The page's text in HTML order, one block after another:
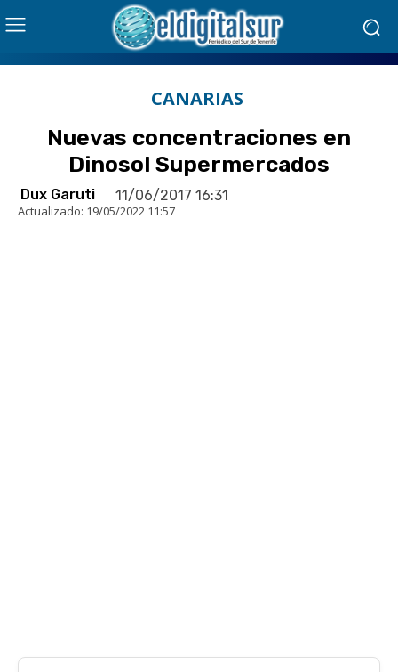
CANARIAS
Nuevas concentraciones en
Dinosol Supermercados
Dux Garuti 11/06/2017 16:31
Actualizado: 19/05/2022 11:57